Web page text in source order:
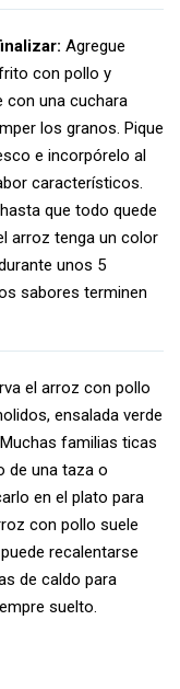
Agregue
con pollo y
con una cuchara
los granos. Pique
e incorpórelo al
característicos.
que todo quede
arroz tenga un color
unos 5
sabores terminen
el arroz con pollo
ensalada verde
familias ticas
de una taza o
en el plato para
con pollo suele
recalentarse
de caldo para
suelto.